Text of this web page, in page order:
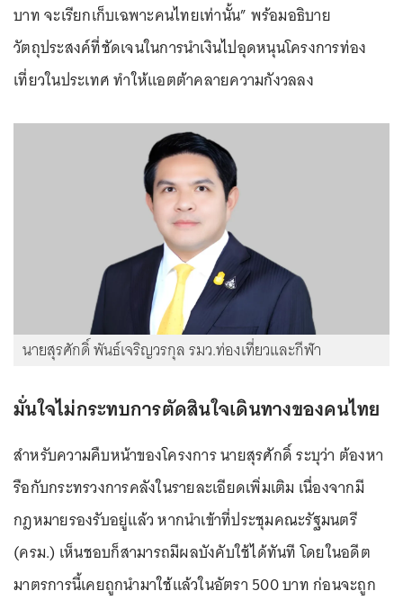
บาท จะเรียกเก็บเฉพาะคนไทยเท่านั้น” พร้อมอธิบาย
วัตถุประสงค์ที่ชัดเจนในการนำเงินไปอุดหนุนโครงการท่อง
เที่ยวในประเทศ ทำให้แอตต้าคลายความกังวลลง
นายสุรศักดิ์ พันธ์เจริญวรกุล รมว.ท่องเที่ยวและกีฬา
มั่นใจไม่กระทบการตัดสินใจเดินทางของคนไทย
สำหรับความคืบหน้าของโครงการ นายสุรศักดิ์ ระบุว่า ต้องหา
รือกับกระทรวงการคลังในรายละเอียดเพิ่มเติม เนื่องจากมี
กฎหมายรองรับอยู่แล้ว หากนำเข้าที่ประชุมคณะรัฐมนตรี
(ครม.) เห็นชอบก็สามารถมีผลบังคับใช้ได้ทันที โดยในอดีต
มาตรการนี้เคยถูกนำมาใช้แล้วในอัตรา 500 บาท ก่อนจะถูก